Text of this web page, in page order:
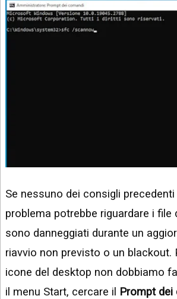
Se nessuno dei consigli
problema potrebbe riguardare i file
sono danneggiati durante un
riavvio non previsto o un blackout.
icone del desktop non dobbiamo
il menu Start, cercare il Prompt dei